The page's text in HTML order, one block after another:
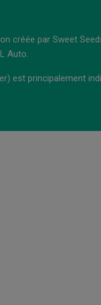
créée par Sweet
Auto.
est principalement